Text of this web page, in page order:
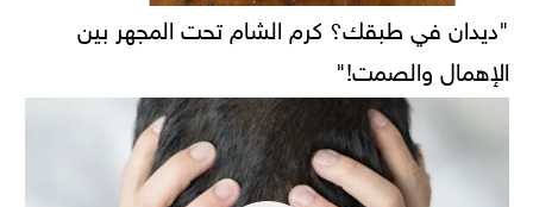
"ديدان في طبقك؟ كرم الشام تحت المجهر بين
الإهمال والصمت!"